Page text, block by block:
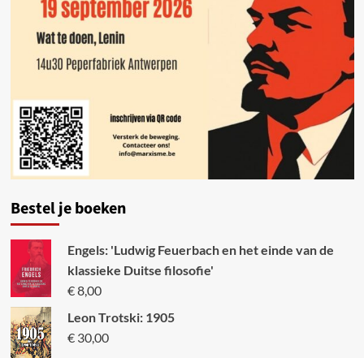
Bestel je boeken
Engels: 'Ludwig Feuerbach en het einde van de
klassieke Duitse filosofie'
€8,00
Leon Trotski: 1905
€30,00